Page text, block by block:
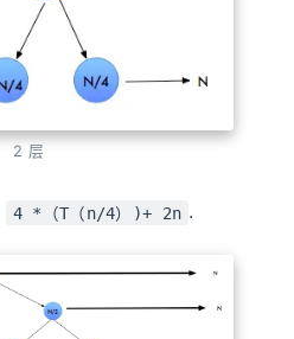
2 层
4 *（T（n/4）)+ 2n .